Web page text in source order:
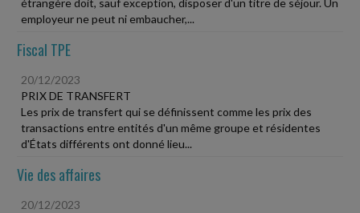
étrangère doit, sauf exception, disposer d'un titre de séjour. Un
employeur ne peut ni embaucher,...
Fiscal TPE
20/12/2023
PRIX DE TRANSFERT
Les prix de transfert qui se définissent comme les prix des
transactions entre entités d'un même groupe et résidentes
d'États différents ont donné lieu...
Vie des affaires
20/12/2023